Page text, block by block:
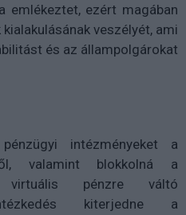
emlékeztet, ezért magában
veszélyét, ami
és az állampolgárokat
intézményeket a
valamint blokkolná a
virtuális pénzre váltó
kiterjedne a